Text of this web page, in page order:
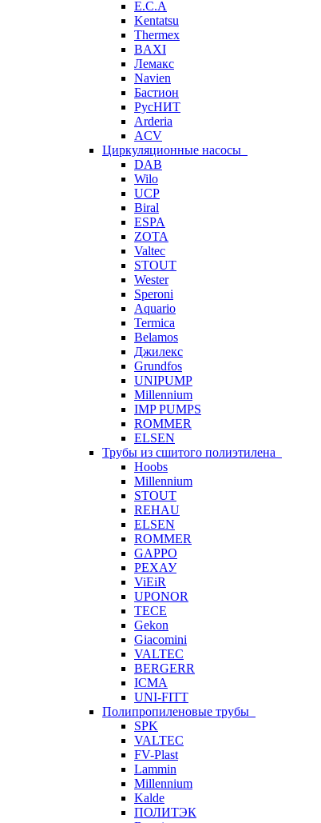
E.C.A
Kentatsu
Thermex
BAXI
Лемакс
Navien
Бастион
РусНИТ
Arderia
ACV
Циркуляционные насосы
DAB
Wilo
UCP
Biral
ESPA
ZOTA
Valtec
STOUT
Wester
Speroni
Aquario
Termica
Belamos
Джилекс
Grundfos
UNIPUMP
Millennium
IMP PUMPS
ROMMER
ELSEN
Трубы из сшитого полиэтилена
Hoobs
Millennium
STOUT
REHAU
ELSEN
ROMMER
GAPPO
РЕХАУ
ViEiR
UPONOR
TECE
Gekon
Giacomini
VALTEC
BERGERR
ICMA
UNI-FITT
Полипропиленовые трубы
SPK
VALTEC
FV-Plast
Lammin
Millennium
Kalde
ПОЛИТЭК